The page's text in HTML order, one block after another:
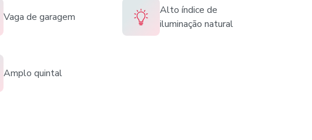
Vaga de garagem
Alto índice de
iluminação natural
Amplo quintal